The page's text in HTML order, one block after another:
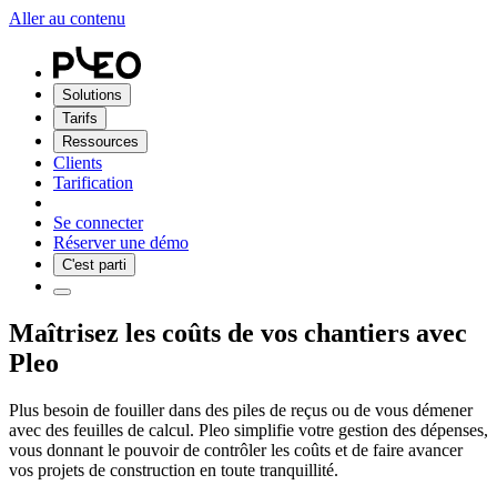
Aller au contenu
Solutions
Tarifs
Ressources
Clients
Tarification
Se connecter
Réserver une démo
C'est parti
Maîtrisez les coûts de vos chantiers avec
Pleo
Plus besoin de fouiller dans des piles de reçus ou de vous démener
avec des feuilles de calcul. Pleo simplifie votre gestion des dépenses,
vous donnant le pouvoir de contrôler les coûts et de faire avancer
vos projets de construction en toute tranquillité.